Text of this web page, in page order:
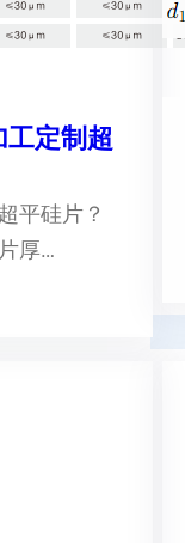
定制超
平硅片？
厚…